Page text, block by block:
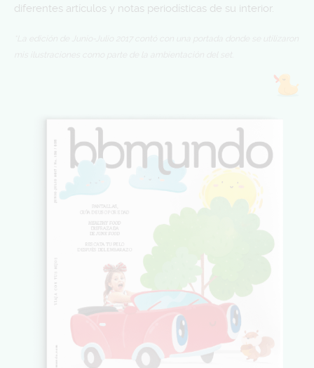
diferentes artículos y notas periodísticas de su interior.